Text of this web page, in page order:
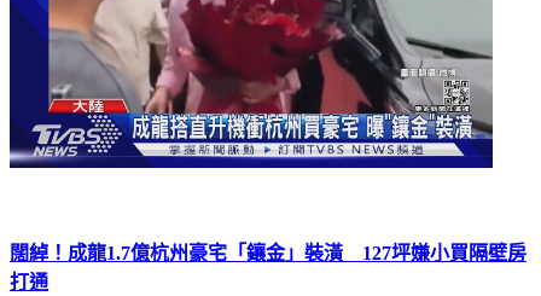
闊綽！成龍1.7億杭州豪宅「鑲金」裝潢 127坪嫌小買隔壁房
打通